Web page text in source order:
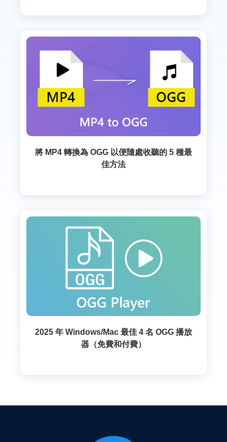
將 MP4 轉換為 OGG 以便隨處收聽的 5 種最
佳方法
2025 年 Windows/Mac 最佳 4 名 OGG 播放
器（免費和付費）